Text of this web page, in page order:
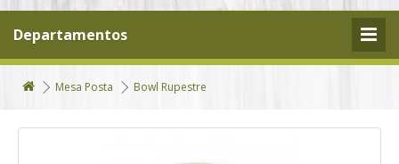
Departamentos
Mesa Posta Bowl Rupestre